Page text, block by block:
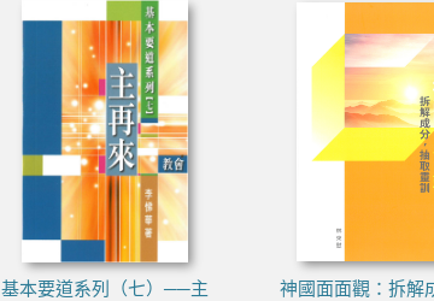
基本要道系列（七）──主
神國面面觀：拆解